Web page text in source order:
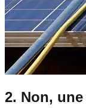
2. Non,